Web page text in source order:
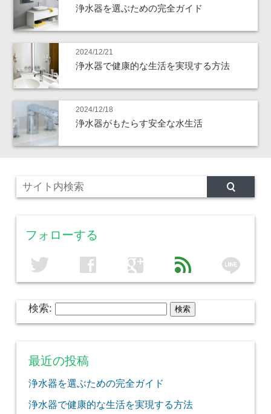
浄水器を選ぶための完全ガイド
2024/12/21
浄水器で健康的な生活を実現する方法
2024/12/18
浄水器がもたらす安全な水生活
フォローする
twitter facebook google feed line
検索:
最近の投稿
浄水器を選ぶための完全ガイド
浄水器で健康的な生活を実現する方法